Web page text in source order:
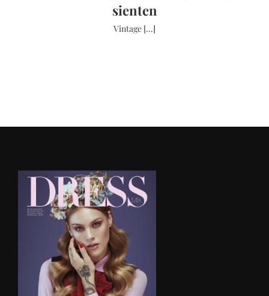
sienten
Vintage [...]